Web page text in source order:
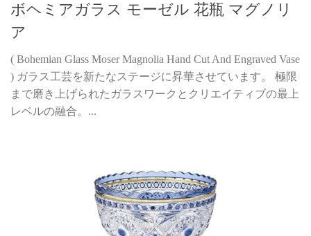
ボヘミアガラス モーゼル 花瓶 マグノリ
ア
( Bohemian Glass Moser Magnolia Hand Cut And Engraved Vase
) ガラス工芸を新たなステージに昇華させています。 極限
まで磨き上げられたガラスワークとクリエイティブの最上
レベルの融合。...